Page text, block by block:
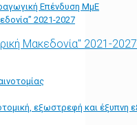
Επένδυση ΜμΕ
2021-2027
Μακεδονία" 2021-2027
εξωστρεφή και έξυπνη